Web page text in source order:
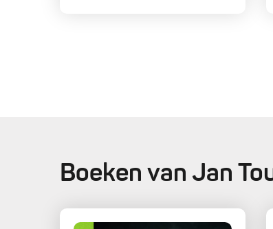
Boeken van Jan